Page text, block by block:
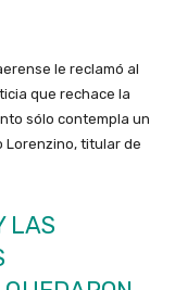
le reclamó al
que rechace la
sólo contempla un
Lorenzino, titular de
LAS